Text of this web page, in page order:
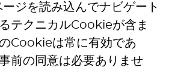
ジを読み込んでナビゲート
テクニカルCookieが含ま
Cookieは常に有効であ
前の同意は必要ありませ